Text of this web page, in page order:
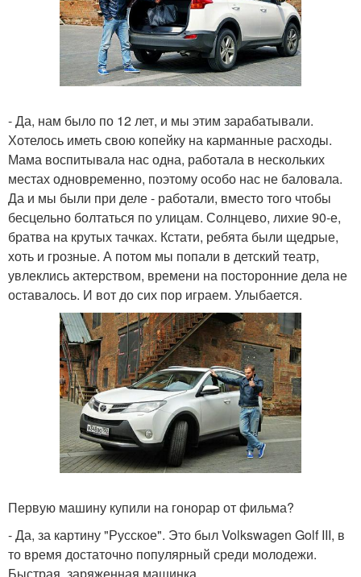
- Да, нам было по 12 лет, и мы этим зарабатывали.
Хотелось иметь свою копейку на карманные расходы.
Мама воспитывала нас одна, работала в нескольких
местах одновременно, поэтому особо нас не баловала.
Да и мы были при деле - работали, вместо того чтобы
бесцельно болтаться по улицам. Солнцево, лихие 90-е,
братва на крутых тачках. Кстати, ребята были щедрые,
хоть и грозные. А потом мы попали в детский театр,
увлеклись актерством, времени на посторонние дела не
оставалось. И вот до сих пор играем. Улыбается.
Первую машину купили на гонорар от фильма?
- Да, за картину "Русское". Это был Volkswagen Golf III, в
то время достаточно популярный среди молодежи.
Быстрая, заряженная машинка.